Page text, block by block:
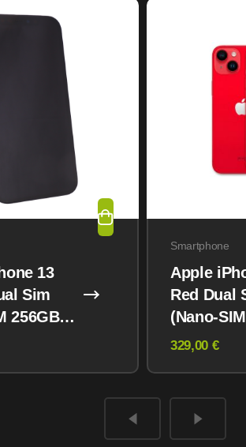
13
Sim
256GB
Smartphone
Apple
Red Dual
(Nano-
eSIM)
329,00 €